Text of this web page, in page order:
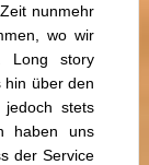
nunmehr
wo wir
Long story
hin über den
stets
haben uns
der Service